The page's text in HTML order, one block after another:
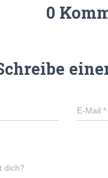
0
E-Mail*
dich?